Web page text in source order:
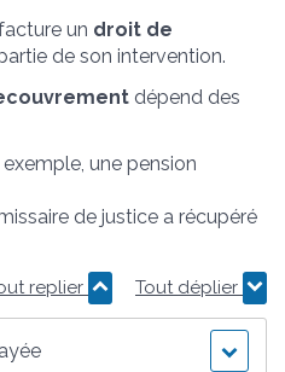
un droit de
de son intervention.
dépend des
une pension
de justice a récupéré
replier Tout déplier